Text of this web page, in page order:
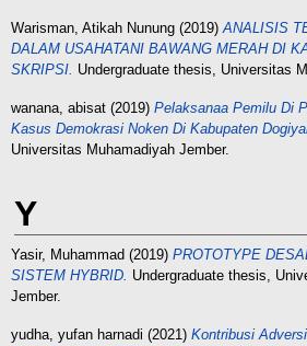
Warisman, Atikah Nunung (2019)ANALISIS
DALAM USAHATANI BAWANG MERAH DI
SKRIPSI. Undergraduate thesis, Universitas
wanana, abisat (2019) Pelaksanaa Pemilu Di
Kasus Demokrasi Noken Di Kabupaten
Universitas Muhamadiyah Jember.
Y
Yasir, Muhammad (2019) PROTOTYPE
SISTEM HYBRID. Undergraduate thesis,
Jember.
yudha, yufan harnadi (2021) Kontribusi